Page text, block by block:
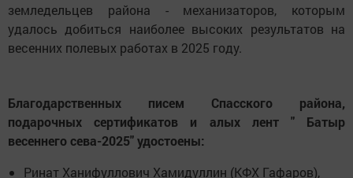
земледельцев района - механизаторов, которым
удалось добиться наиболее высоких результатов на
весенних полевых работах в 2025 году.
Благодарственных писем Спасского района,
подарочных сертификатов и алых лент " Батыр
весеннего сева-2025" удостоены:
Ринат Ханифуллович Хамидуллин (КФХ Гафаров),